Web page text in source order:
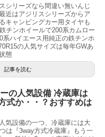
シリーズなら間違い無いんじ
近はアジリスシリーズからア
キャンピングカー用タイヤも
チンホイールで200系カムロー
系ハイエース用純正の鉄チンホ
の人気サイズは毎年GWあ
態
記事を読む
の人気設備 冷蔵庫は
式か・・？おすすめは
気設備の一つ、冷蔵庫には大
は『3way方式冷蔵庫』もう一